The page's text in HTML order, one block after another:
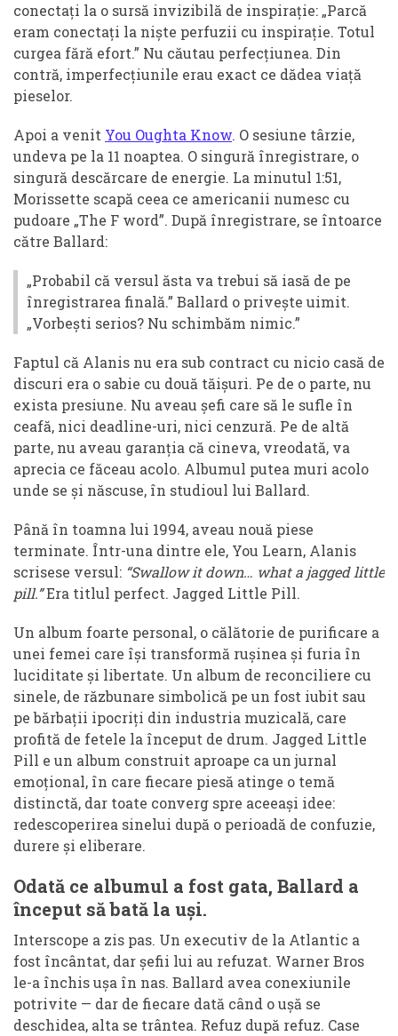
conectați la o sursă invizibilă de inspirație: „Parcă
eram conectați la niște perfuzii cu inspirație. Totul
curgea fără efort.” Nu căutau perfecțiunea. Din
contră, imperfecțiunile erau exact ce dădea viață
pieselor.
Apoi a venit You Oughta Know. O sesiune târzie,
undeva pe la 11 noaptea. O singură înregistrare, o
singură descărcare de energie. La minutul 1:51,
Morissette scapă ceea ce americanii numesc cu
pudoare „The F word”. După înregistrare, se întoarce
către Ballard:
„Probabil că versul ăsta va trebui să iasă de pe
înregistrarea finală.” Ballard o privește uimit.
„Vorbești serios? Nu schimbăm nimic.”
Faptul că Alanis nu era sub contract cu nicio casă de
discuri era o sabie cu două tăișuri. Pe de o parte, nu
exista presiune. Nu aveau șefi care să le sufle în
ceafă, nici deadline-uri, nici cenzură. Pe de altă
parte, nu aveau garanția că cineva, vreodată, va
aprecia ce făceau acolo. Albumul putea muri acolo
unde se și născuse, în studioul lui Ballard.
Până în toamna lui 1994, aveau nouă piese
terminate. Într-una dintre ele, You Learn, Alanis
scrisese versul: “Swallow it down… what a jagged little
pill.”Era titlul perfect. Jagged Little Pill.
Un album foarte personal, o călătorie de purificare a
unei femei care își transformă rușinea și furia în
luciditate și libertate. Un album de reconciliere cu
sinele, de răzbunare simbolică pe un fost iubit sau
pe bărbații ipocriți din industria muzicală, care
profită de fetele la început de drum. Jagged Little
Pill e un album construit aproape ca un jurnal
emoțional, în care fiecare piesă atinge o temă
distinctă, dar toate converg spre aceeași idee:
redescoperirea sinelui după o perioadă de confuzie,
durere și eliberare.
Odată ce albumul a fost gata, Ballard a
început să bată la uși.
Interscope a zis pas. Un executiv de la Atlantic a
fost încântat, dar șefii lui au refuzat. Warner Bros
le-a închis ușa în nas. Ballard avea conexiunile
potrivite — dar de fiecare dată când o ușă se
deschidea, alta se trântea. Refuz după refuz. Case